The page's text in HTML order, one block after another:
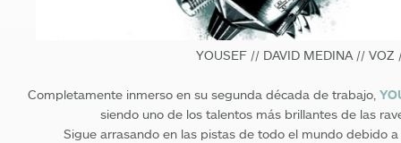
YOUSEF // DAVID MEDINA // VOZ
Completamente inmerso en su segunda década de trabajo,
siendo uno de los talentos más brillantes de las
Sigue arrasando en las pistas de todo el mundo debido